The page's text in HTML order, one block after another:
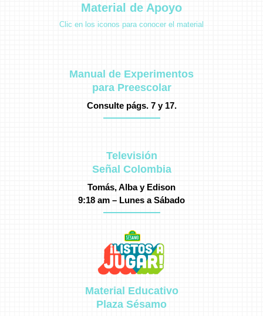
Material de Apoyo
Clic en los iconos para conocer el material
Manual de Experimentos
para Preescolar
Consulte págs. 7 y 17.
Televisión
Señal Colombia
Tomás, Alba y Edison
9:18 am – Lunes a Sábado
Material Educativo
Plaza Sésamo